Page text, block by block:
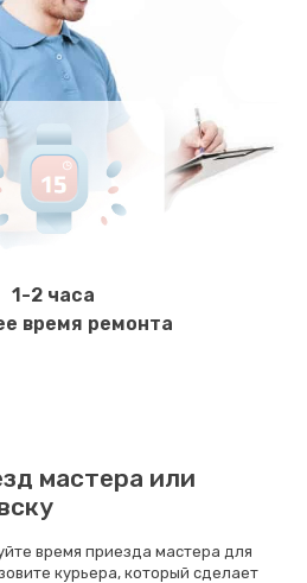
1-2 часа
время ремонта
мастера или
время приезда мастера для
курьера, который сделает